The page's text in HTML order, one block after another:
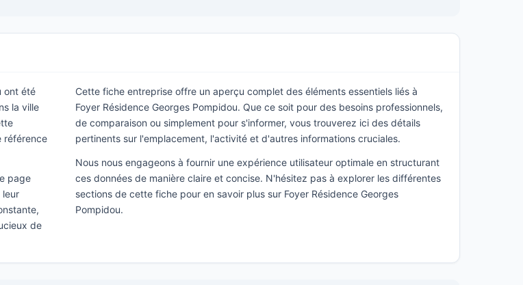
ont été
la ville
référence
page
leur
de
Cette fiche entreprise offre un aperçu complet des éléments essentiels liés à
Foyer Résidence Georges Pompidou. Que ce soit pour des besoins professionnels,
de comparaison ou simplement pour s'informer, vous trouverez ici des détails
pertinents sur l'emplacement, l'activité et d'autres informations cruciales.
Nous nous engageons à fournir une expérience utilisateur optimale en structurant
ces données de manière claire et concise. N'hésitez pas à explorer les différentes
sections de cette fiche pour en savoir plus sur Foyer Résidence Georges
Pompidou.